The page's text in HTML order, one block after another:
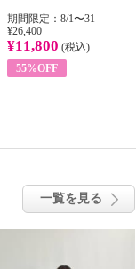
期間限定：8/1〜31
¥26,400
¥11,800 (税込)
55%OFF
一覧を見る